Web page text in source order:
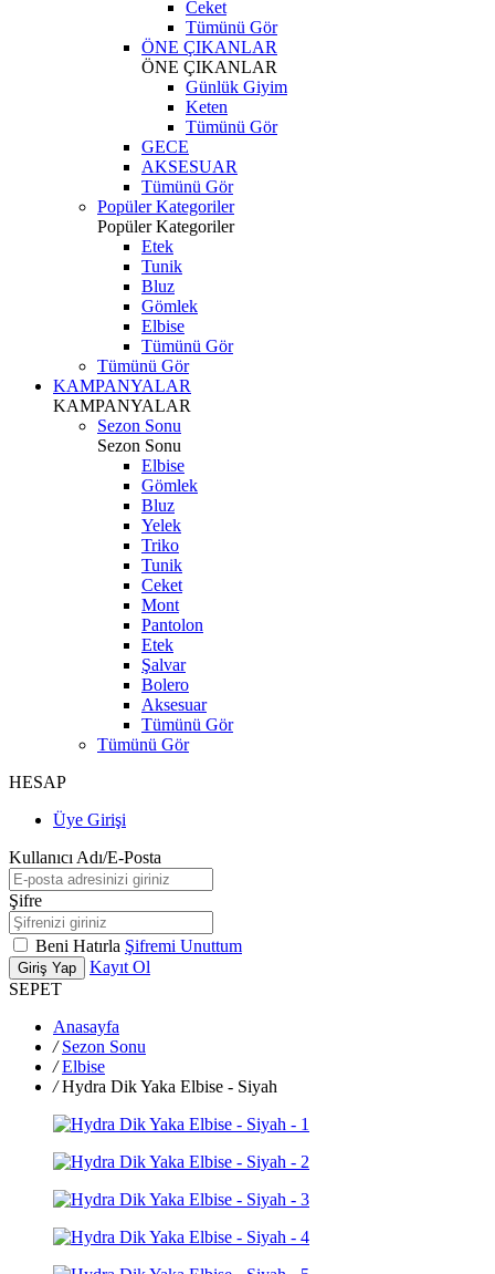
Ceket
Tümünü Gör
ÖNE ÇIKANLAR
ÖNE ÇIKANLAR
Günlük Giyim
Keten
Tümünü Gör
GECE
AKSESUAR
Tümünü Gör
Popüler Kategoriler
Popüler Kategoriler
Etek
Tunik
Bluz
Gömlek
Elbise
Tümünü Gör
Tümünü Gör
KAMPANYALAR
KAMPANYALAR
Sezon Sonu
Sezon Sonu
Elbise
Gömlek
Bluz
Yelek
Triko
Tunik
Ceket
Mont
Pantolon
Etek
Şalvar
Bolero
Aksesuar
Tümünü Gör
Tümünü Gör
HESAP
Üye Girişi
Kullanıcı Adı/E-Posta
Şifre
Beni Hatırla Şifremi Unuttum
Giriş Yap
Kayıt Ol
SEPET
Anasayfa
/ Sezon Sonu
/ Elbise
/ Hydra Dik Yaka Elbise - Siyah